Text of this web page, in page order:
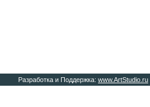
Разработка и Поддержка: www.ArtStudio.ru